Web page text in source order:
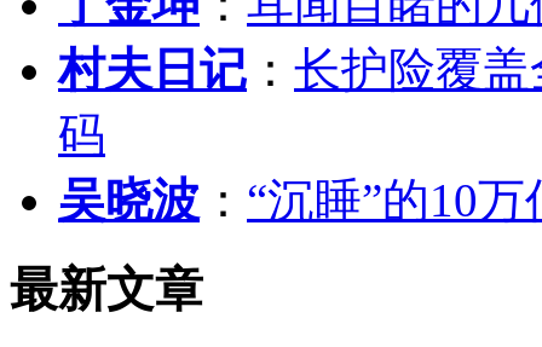
村夫日记 ： 长护险覆
码
吴晓波 ： “沉睡”的10
最新文章